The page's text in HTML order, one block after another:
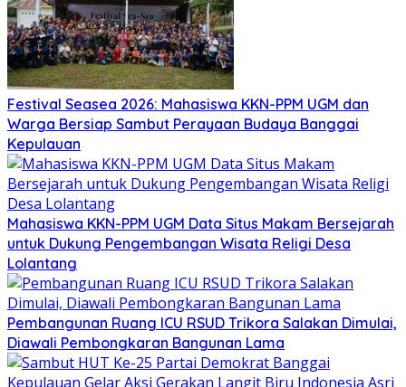
Festival Seasea 2026: Mahasiswa KKN-PPM UGM dan
Warga Bersiap Sambut Perayaan Budaya Banggai
Kepulauan
Mahasiswa KKN-PPM UGM Data Situs Makam Bersejarah
untuk Dukung Pengembangan Wisata Religi Desa
Lolantang
Pembangunan Ruang ICU RSUD Trikora Salakan Dimulai,
Diawali Pembongkaran Bangunan Lama